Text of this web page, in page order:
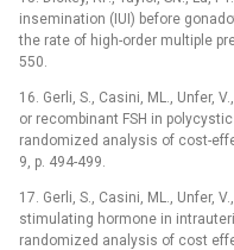
insemination (IUI) before
the rate of high-order multiple
550.
16. Gerli, S., Casini, ML., Unfer,
or recombinant FSH in
randomized analysis of cost-
9, p. 494-499.
17. Gerli, S., Casini, ML., Unfer,
stimulating hormone in
randomized analysis of cost